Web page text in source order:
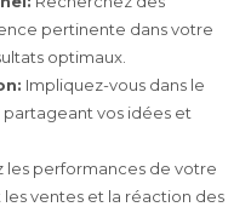
pertinente dans votre
optimaux.
Impliquez-vous dans le
vos idées et
les performances de votre
ventes et la réaction des